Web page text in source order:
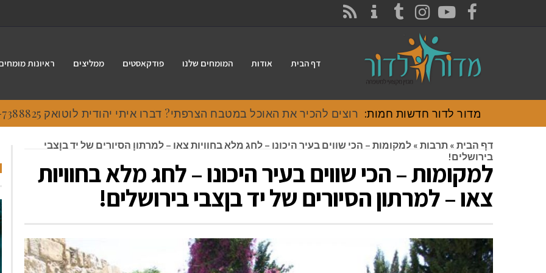
FACEBOOK
YOUTUBE
INSTAGRAM
TUMBLR
דף הבית אודות המומחים שלנו פודקאסטים ממליצים ראיונות
מדור לדור חדשות חמות: רוצים להכיר את האוכל במטבח הצרפתי? דברו איתי יהודית לוטואק 054-7388825.
דף הבית » תרבות » למקומות – הכי שווים בעיר היכונו – לחג מלא בחוויות צאו – למרתון הסיורים של יד בןצבי
בירושלים!
למקומות – הכי שווים בעיר היכונו – לחג מלא בחוויות
צאו – למרתון הסיורים של יד בןצבי בירושלים!